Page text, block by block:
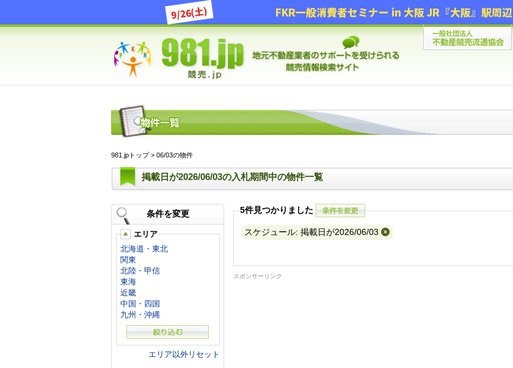
9/26(土) FKR一般消費者セミナー in 大阪 JR『大阪』駅周辺
981.jpトップ> 06/03の物件
掲載日が2026/06/03の入札期間中の物件一覧
条件を変更
エリア
北海道・東北
関東
北陸・甲信
東海
近畿
中国・四国
九州・沖縄
エリア以外リセット
5件見つかりました
スケジュール: 掲載日が2026/06/03
スポンサーリンク